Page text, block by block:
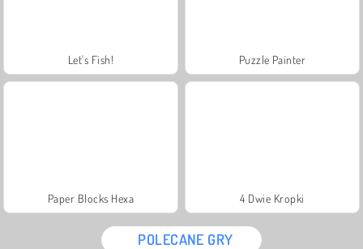
Let's Fish! Puzzle Painter
Paper Blocks Hexa 4 Dwie Kropki
POLECANE GRY